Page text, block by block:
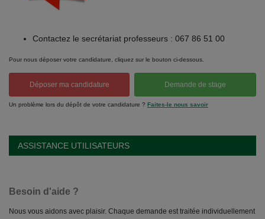
Contactez le secrétariat professeurs : 067 86 51 00
Pour nous déposer votre candidature, cliquez sur le bouton ci-dessous.
Déposer ma candidature Demande de stage
Un problème lors du dépôt de votre candidature ? Faites-le nous savoir
ASSISTANCE UTILISATEURS
Besoin d'aide ?
Nous vous aidons avec plaisir. Chaque demande est traitée individuellement